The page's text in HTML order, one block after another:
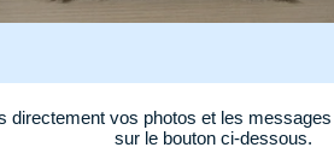
directement vos photos et les
sur le bouton ci-dessous.